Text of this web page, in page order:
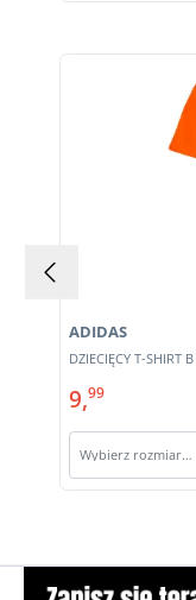
DZIECIĘCY T-SHIRT
ADIDAS
9,99
Wybierz rozmiar…